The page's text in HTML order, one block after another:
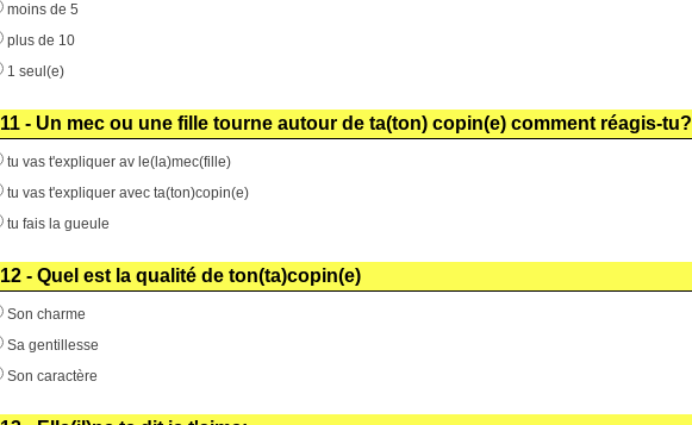
moins de 5
plus de 10
1 seul(e)
11 - Un mec ou une fille tourne autour de ta(ton) copin(e) comment réagis-tu?
tu vas t'expliquer av le(la)mec(fille)
tu vas t'expliquer avec ta(ton)copin(e)
tu fais la gueule
12 - Quel est la qualité de ton(ta)copin(e)
Son charme
Sa gentillesse
Son caractère